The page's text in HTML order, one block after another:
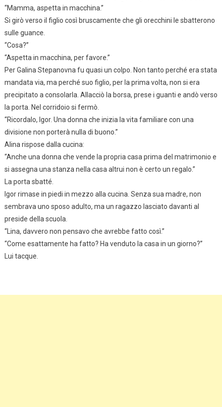
“Mamma, aspetta in macchina.”
Si girò verso il figlio così bruscamente che gli orecchini le sbatterono
sulle guance.
“Cosa?”
“Aspetta in macchina, per favore.”
Per Galina Stepanovna fu quasi un colpo. Non tanto perché era stata
mandata via, ma perché suo figlio, per la prima volta, non si era
precipitato a consolarla. Allacciò la borsa, prese i guanti e andò verso
la porta. Nel corridoio si fermò.
“Ricordalo, Igor. Una donna che inizia la vita familiare con una
divisione non porterà nulla di buono.”
Alina rispose dalla cucina:
“Anche una donna che vende la propria casa prima del matrimonio e
si assegna una stanza nella casa altrui non è certo un regalo.”
La porta sbatté.
Igor rimase in piedi in mezzo alla cucina. Senza sua madre, non
sembrava uno sposo adulto, ma un ragazzo lasciato davanti al
preside della scuola.
“Lina, davvero non pensavo che avrebbe fatto così.”
“Come esattamente ha fatto? Ha venduto la casa in un giorno?”
Lui tacque.